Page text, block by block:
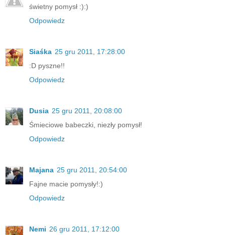
świetny pomysł :):)
Odpowiedz
Siaśka 25 gru 2011, 17:28:00
:D pyszne!!
Odpowiedz
Dusia 25 gru 2011, 20:08:00
Śmieciowe babeczki, niezły pomysł!
Odpowiedz
Majana 25 gru 2011, 20:54:00
Fajne macie pomysły!:)
Odpowiedz
Nemi 26 gru 2011, 17:12:00